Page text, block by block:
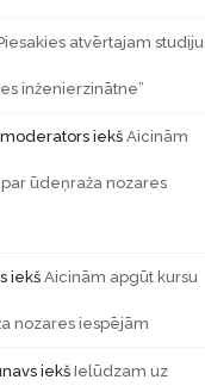
atvērtajam studiju
inženierzinātne”
iekš Aicinām
ūdeņraža nozares
iekš Aicinām apgūt kursu
nozares iespējām
iekš Ielūdzam uz